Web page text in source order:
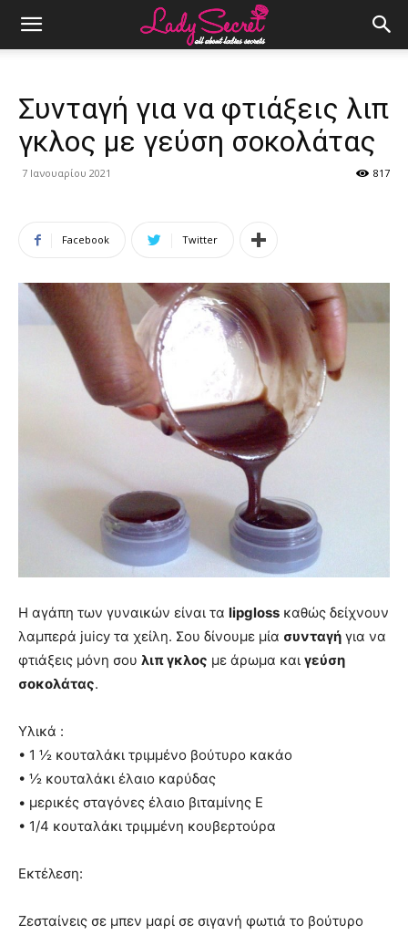
Συνταγή για να φτιάξεις λιπ
γκλος με γεύση σοκολάτας
7 Ιανουαρίου 2021 817
Facebook Twitter
Η αγάπη των γυναικών είναι τα lipgloss καθώς δείχνουν
λαμπερά juicy τα χείλη. Σου δίνουμε μία συνταγή για να
φτιάξεις μόνη σου λιπ γκλος με άρωμα και γεύση
σοκολάτας.
Υλικά :
• 1 ½ κουταλάκι τριμμένο βούτυρο κακάο
• ½ κουταλάκι έλαιο καρύδας
• μερικές σταγόνες έλαιο βιταμίνης Ε
• 1/4 κουταλάκι τριμμένη κουβερτούρα
Εκτέλεση:
Ζεσταίνεις σε μπεν μαρί σε σιγανή φωτιά το βούτυρο